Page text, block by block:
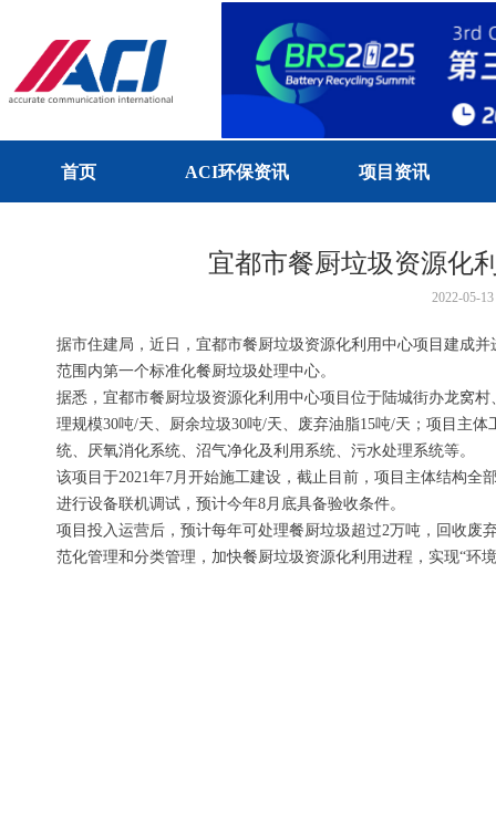
首页 ACI环保资讯 项目资讯
宜都市餐厨垃圾资源化
据市住建局，近日，宜都市餐厨垃圾资源化利用中心项目建成
范围内第一个标准化餐厨垃圾处理中心。
据悉，宜都市餐厨垃圾资源化利用中心项目位于陆城街办龙窝
理规模30吨/天、厨余垃圾30吨/天、废弃油脂15吨/天；项目主
统、厌氧消化系统、沼气净化及利用系统、污水处理系统等。
该项目于2021年7月开始施工建设，截止目前，项目主体结构
进行设备联机调试，预计今年8月底具备验收条件。
项目投入运营后，预计每年可处理餐厨垃圾超过2万吨，回收废
范化管理和分类管理，加快餐厨垃圾资源化利用进程，实现“
2022-05-13